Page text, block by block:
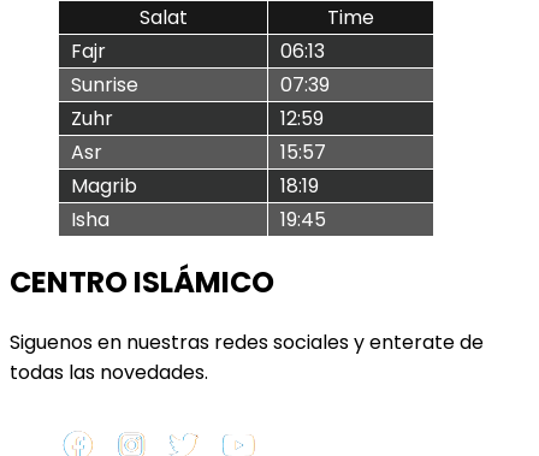
Salat
Time
Fajr
06:13
Sunrise
07:39
Zuhr
12:59
Asr
15:57
Magrib
18:19
Isha
19:45
CENTRO ISLÁMICO
Siguenos en nuestras redes sociales y enterate de
todas las novedades.